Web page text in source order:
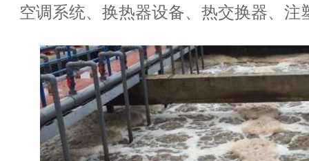
空调系统、换热器设备、热交换器、注